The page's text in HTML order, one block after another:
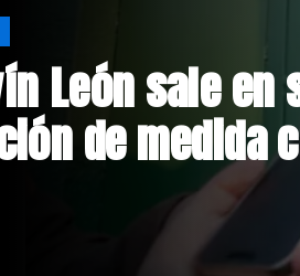
consulares